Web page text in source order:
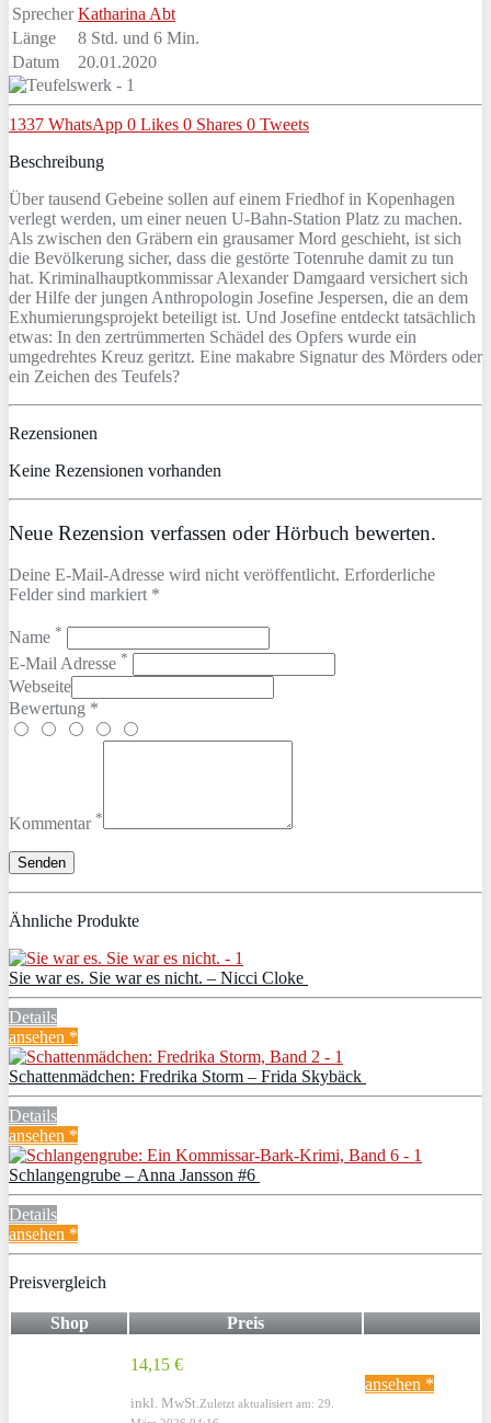
Sprecher Katharina Abt
Länge
8 Std. und 6 Min.
Datum
20.01.2020
1337 WhatsApp 0 Likes 0 Shares 0 Tweets
Beschreibung
Über tausend Gebeine sollen auf einem Friedhof in Kopenhagen
verlegt werden, um einer neuen U-Bahn-Station Platz zu machen.
Als zwischen den Gräbern ein grausamer Mord geschieht, ist sich
die Bevölkerung sicher, dass die gestörte Totenruhe damit zu tun
hat. Kriminalhauptkommissar Alexander Damgaard versichert sich
der Hilfe der jungen Anthropologin Josefine Jespersen, die an dem
Exhumierungsprojekt beteiligt ist. Und Josefine entdeckt tatsächlich
etwas: In den zertrümmerten Schädel des Opfers wurde ein
umgedrehtes Kreuz geritzt. Eine makabre Signatur des Mörders oder
ein Zeichen des Teufels?
Rezensionen
Keine Rezensionen vorhanden
Neue Rezension verfassen oder Hörbuch bewerten.
Deine E-Mail-Adresse wird nicht veröffentlicht. Erforderliche
Felder sind markiert *
Name *
E-Mail Adresse *
Webseite
Bewertung *
Kommentar *
Ähnliche Produkte
Sie war es. Sie war es nicht. – Nicci Cloke
Details
ansehen *
Schattenmädchen: Fredrika Storm – Frida Skybäck
Details
ansehen *
Schlangengrube – Anna Jansson #6
Details
ansehen *
Preisvergleich
Shop Preis
14,15 €
inkl. MwSt. Zuletzt aktualisiert am: 29.
ansehen *